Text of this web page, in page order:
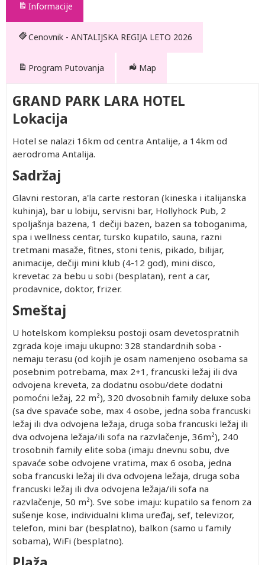
Informacije
Cenovnik - ANTALIJSKA REGIJA LETO 2026
Program Putovanja Map
GRAND PARK LARA HOTEL
Lokacija
Hotel se nalazi 16km od centra Antalije, a 14km od
aerodroma Antalija.
Sadržaj
Glavni restoran, a'la carte restoran (kineska i italijanska
kuhinja), bar u lobiju, servisni bar, Hollyhock Pub, 2
spoljašnja bazena, 1 dečiji bazen, bazen sa toboganima,
spa i wellness centar, tursko kupatilo, sauna, razni
tretmani masaže, fitnes, stoni tenis, pikado, bilijar,
animacije, dečiji mini klub (4-12 god), mini disco,
krevetac za bebu u sobi (besplatan), rent a car,
prodavnice, doktor, frizer.
Smeštaj
U hotelskom kompleksu postoji osam devetospratnih
zgrada koje imaju ukupno: 328 standardnih soba -
nemaju terasu (od kojih je osam namenjeno osobama sa
posebnim potrebama, max 2+1, francuski ležaj ili dva
odvojena kreveta, za dodatnu osobu/dete dodatni
pomoćni ležaj, 22 m²), 320 dvosobnih family deluxe soba
(sa dve spavaće sobe, max 4 osobe, jedna soba francuski
ležaj ili dva odvojena ležaja, druga soba francuski ležaj ili
dva odvojena ležaja/ili sofa na razvlačenje, 36m²), 240
trosobnih family elite soba (imaju dnevnu sobu, dve
spavaće sobe odvojene vratima, max 6 osoba, jedna
soba francuski ležaj ili dva odvojena ležaja, druga soba
francuski ležaj ili dva odvojena ležaja/ili sofa na
razvlačenje, 50 m²). Sve sobe imaju: kupatilo sa fenom za
sušenje kose, individualni klima uređaj, sef, televizor,
telefon, mini bar (besplatno), balkon (samo u family
sobama), WiFi (besplatno).
Drugo
dete 2-
12.99
god.
(Prvo
dete 2-
12.99)
982.00
972.00
Po
osobi u
trokrevetnoj
sobi
1,522.00
1,972.00
1,522.00
2,062.00
1,462.00
1,862.00
1,412.00
1,912.00
1,372.00
1,752.00
1,352.00
1,832.00
Prvo
1.99
god.
Besplatno
Besplatno
Besplatno
Besplatno
Besplatno
Besplatno
Besplatno
Besplatno
Besplatno
Besplatno
Besplatno
Besplatno
Prvo
12.99
god.
402.00
402.00
402.00
402.00
402.00
402.00
402.00
402.00
402.00
402.00
Po
osobi u
četvorokrevetnoj
sobi
1,452.00
1,872.00
1,452.00
1,772.00
1,352.00
1,822.00
1,312.00
1,672.00
1,302.00
1,742.00
Drugo
dete 2-
god.
(Prvo
dete 2-
832.00
Treće
dete 0-
1.99
god.
(Prvo
dete 0-
390.00
Treće
dete 2-
12.99
god.
(Prvo
832.00
Treće
dete 2-
god.
(Prvo
1,202.00
Treće
dete 2-
god.
(Prvo
1,202.00
Po
osobi u
trokrevetnoj
sobi
Prvo
dete 0-
god.
Prvo
dete 2-
12.99
god.
Drugo